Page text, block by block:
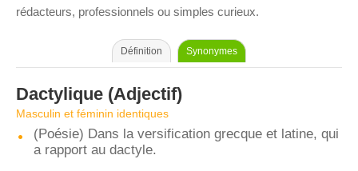
rédacteurs, professionnels ou simples curieux.
Définition Synonymes
Dactylique (Adjectif)
Masculin et féminin identiques
(Poésie) Dans la versification grecque et latine, qui
a rapport au dactyle.